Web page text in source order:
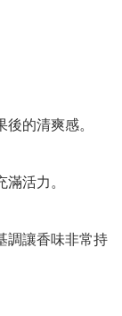
的清爽感。
活力。
調讓香味非常持